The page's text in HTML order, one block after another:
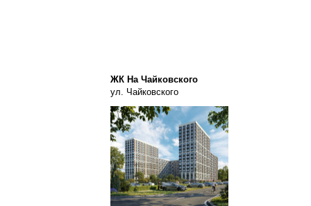
ЖК На Чайковского
ул. Чайковского